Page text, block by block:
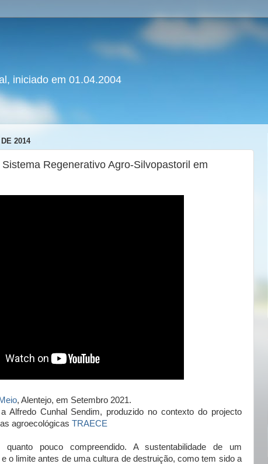
iniciado em 01.04.2004
2014
Regenerativo Agro-Silvopastoril em
, Alentejo, em Setembro 2021.
Alfredo Cunhal Sendim, produzido no contexto do projecto
agroecológicas TRAECE
pouco compreendido. A sustentabilidade de um
o limite antes de uma cultura de destruição, como tem sido a